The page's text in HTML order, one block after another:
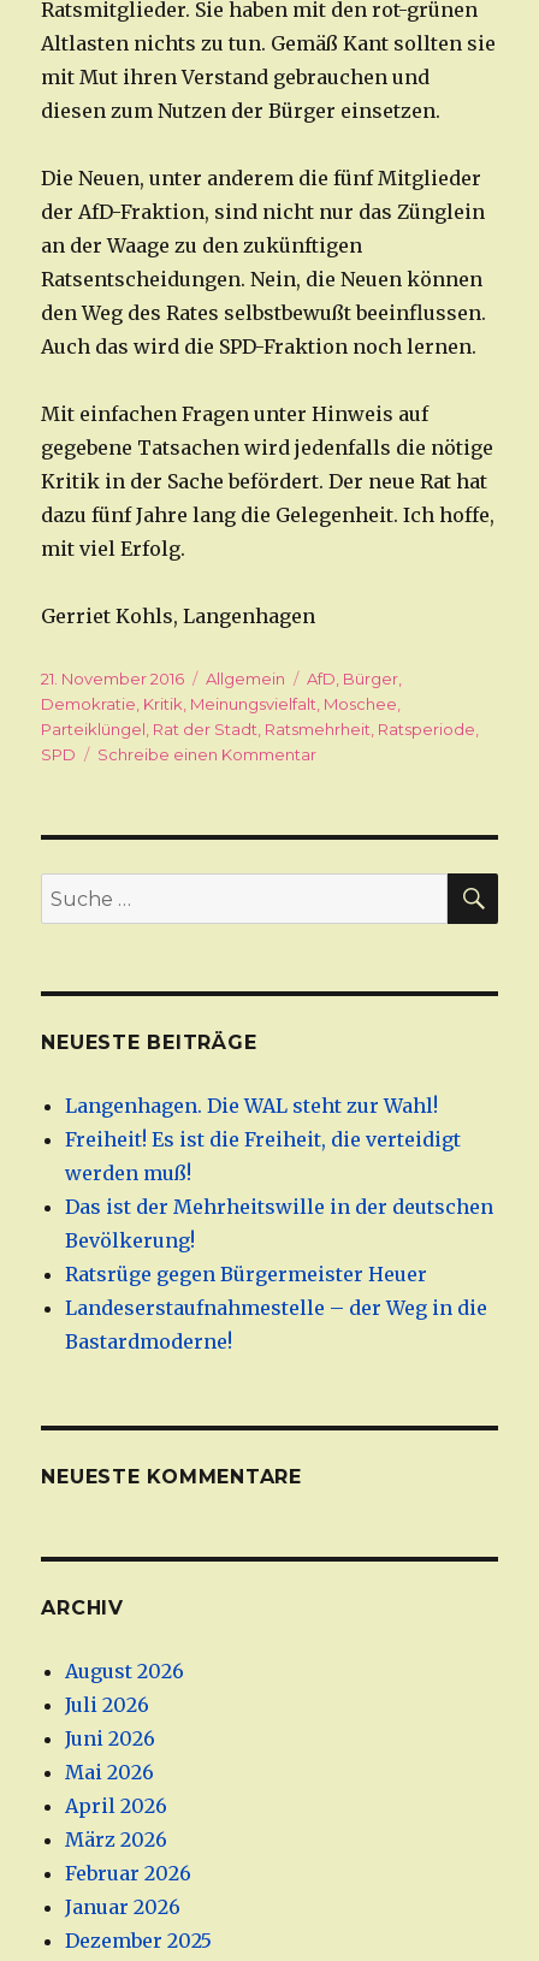
Ratsmitglieder. Sie haben mit den rot-grünen
Altlasten nichts zu tun. Gemäß Kant sollten sie
mit Mut ihren Verstand gebrauchen und
diesen zum Nutzen der Bürger einsetzen.
Die Neuen, unter anderem die fünf Mitglieder
der AfD-Fraktion, sind nicht nur das Zünglein
an der Waage zu den zukünftigen
Ratsentscheidungen. Nein, die Neuen können
den Weg des Rates selbstbewußt beeinflussen.
Auch das wird die SPD-Fraktion noch lernen.
Mit einfachen Fragen unter Hinweis auf
gegebene Tatsachen wird jedenfalls die nötige
Kritik in der Sache befördert. Der neue Rat hat
dazu fünf Jahre lang die Gelegenheit. Ich hoffe,
mit viel Erfolg.
Gerriet Kohls, Langenhagen
Veröffentlicht
am
21. November 2016 Kategorien
Allgemein Schlagwörter
AfD, Bürger,
Demokratie, Kritik, Meinungsvielfalt, Moschee,
Parteiklüngel, Rat der Stadt, Ratsmehrheit, Ratsperiode,
SPD
Schreibe einen Kommentar
ist
in
Suche
nach:
NEUESTE BEITRÄGE
Langenhagen. Die WAL steht zur Wahl!
Freiheit! Es ist die Freiheit, die verteidigt
werden muß!
Das ist der Mehrheitswille in der deutschen
Bevölkerung!
Ratsrüge gegen Bürgermeister Heuer
Landeserstaufnahmestelle – der Weg in die
Bastardmoderne!
NEUESTE KOMMENTARE
ARCHIV
August 2026
Juli 2026
Juni 2026
Mai 2026
April 2026
März 2026
Februar 2026
Januar 2026
Dezember 2025